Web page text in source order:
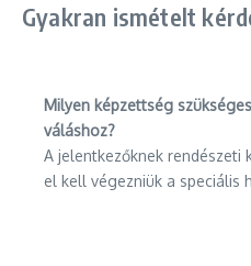
Gyakran ismételt
Milyen képzettség
váláshoz?
A jelentkezőknek rendészeti
el kell végezniük a speciális